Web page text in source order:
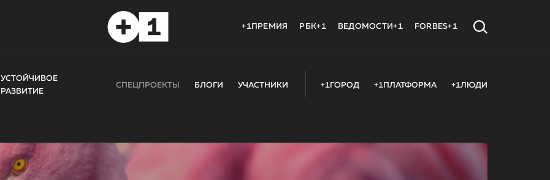
+1ПРЕМИЯ РБК+1 ВЕДОМОСТИ+1 FORBES+1
УСТОЙЧИВОЕ
РАЗВИТИЕ
СПЕЦПРОЕКТЫ БЛОГИ УЧАСТНИКИ +1ГОРОД +1ПЛАТФОРМА +1ЛЮДИ